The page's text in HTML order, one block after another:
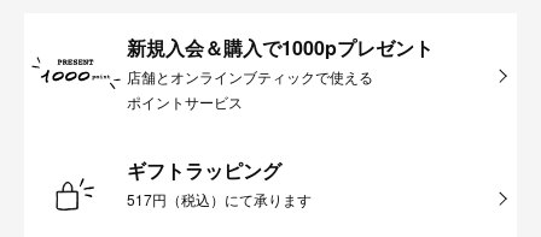
新規入会＆購入で1000pプレゼント
店舗とオンラインブティックで使える
ポイントサービス
ギフトラッピング
517円（税込）にて承ります